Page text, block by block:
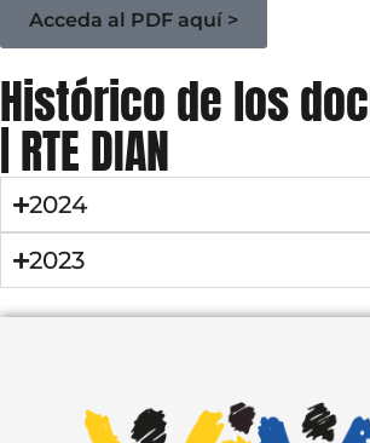
Acceda al PDF aquí >
Histórico de los
| RTE DIAN
2024
2023